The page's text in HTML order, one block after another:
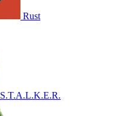
Rust
S.T.A.L.K.E.R.